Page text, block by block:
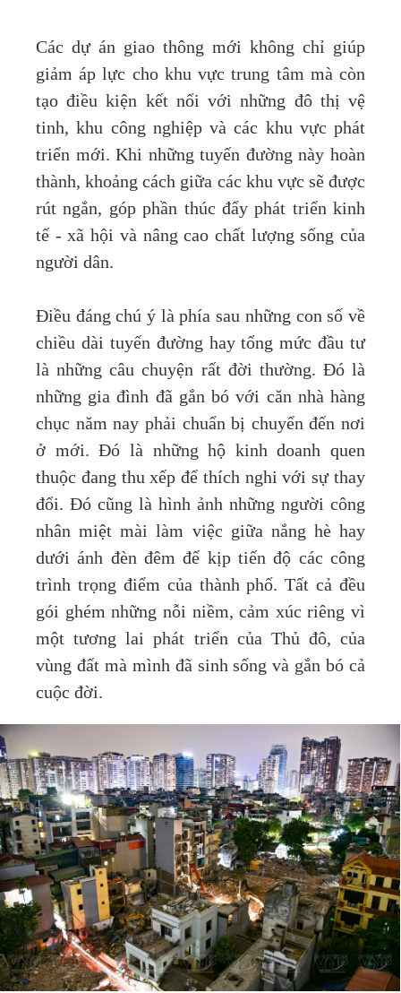
Các dự án giao thông mới không chỉ giúp
giảm áp lực cho khu vực trung tâm mà còn
tạo điều kiện kết nối với những đô thị vệ
tinh, khu công nghiệp và các khu vực phát
triển mới. Khi những tuyến đường này hoàn
thành, khoảng cách giữa các khu vực sẽ được
rút ngắn, góp phần thúc đẩy phát triển kinh
tế - xã hội và nâng cao chất lượng sống của
người dân.
Điều đáng chú ý là phía sau những con số về
chiều dài tuyến đường hay tổng mức đầu tư
là những câu chuyện rất đời thường. Đó là
những gia đình đã gắn bó với căn nhà hàng
chục năm nay phải chuẩn bị chuyển đến nơi
ở mới. Đó là những hộ kinh doanh quen
thuộc đang thu xếp để thích nghi với sự thay
đổi. Đó cũng là hình ảnh những người công
nhân miệt mài làm việc giữa nắng hè hay
dưới ánh đèn đêm để kịp tiến độ các công
trình trọng điểm của thành phố. Tất cả đều
gói ghém những nỗi niềm, cảm xúc riêng vì
một tương lai phát triển của Thủ đô, của
vùng đất mà mình đã sinh sống và gắn bó cả
cuộc đời.